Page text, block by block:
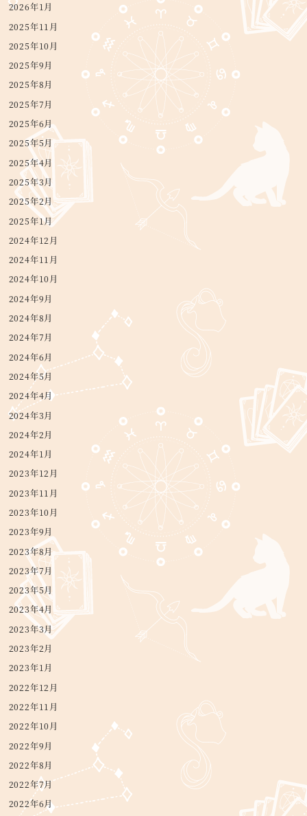
2026年1月
2025年11月
2025年10月
2025年9月
2025年8月
2025年7月
2025年6月
2025年5月
2025年4月
2025年3月
2025年2月
2025年1月
2024年12月
2024年11月
2024年10月
2024年9月
2024年8月
2024年7月
2024年6月
2024年5月
2024年4月
2024年3月
2024年2月
2024年1月
2023年12月
2023年11月
2023年10月
2023年9月
2023年8月
2023年7月
2023年5月
2023年4月
2023年3月
2023年2月
2023年1月
2022年12月
2022年11月
2022年10月
2022年9月
2022年8月
2022年7月
2022年6月